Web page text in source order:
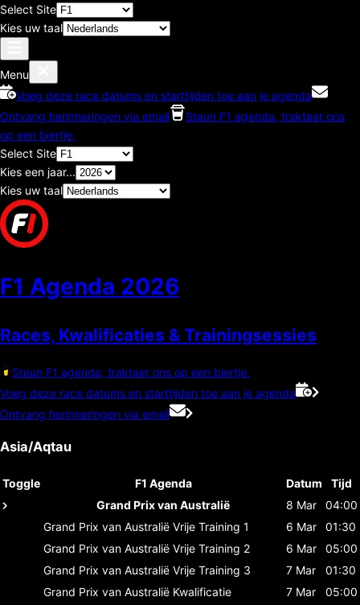
Select Site
Kies uw taal
Menu
Voeg deze race datums en starttijden toe aan je agenda
Ontvang herinneringen via email
Steun F1 agenda, trakteer ons
op een biertje.
Select Site
Kies een jaar...
Kies uw taal
F1 Agenda 2026
Races, Kwalificaties & Trainingsessies
Steun F1 agenda, trakteer ons op een biertje.
Voeg deze race datums en starttijden toe aan je agenda
Ontvang herinneringen via email
Asia/Aqtau
Toggle F1 Agenda Datum
Tijd
Grand Prix van Australië
8 Mar
04:00
Grand Prix van Australië Vrije Training 1 6 Mar
01:30
Grand Prix van Australië Vrije Training 2 6 Mar
05:00
Grand Prix van Australië Vrije Training 3 7 Mar
01:30
Grand Prix van Australië Kwalificatie 7 Mar
05:00